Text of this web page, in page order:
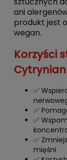
ani
produkt jest
wegan.
Korzyści
Cytrynian
✅
✅
✅
✅
mięśni